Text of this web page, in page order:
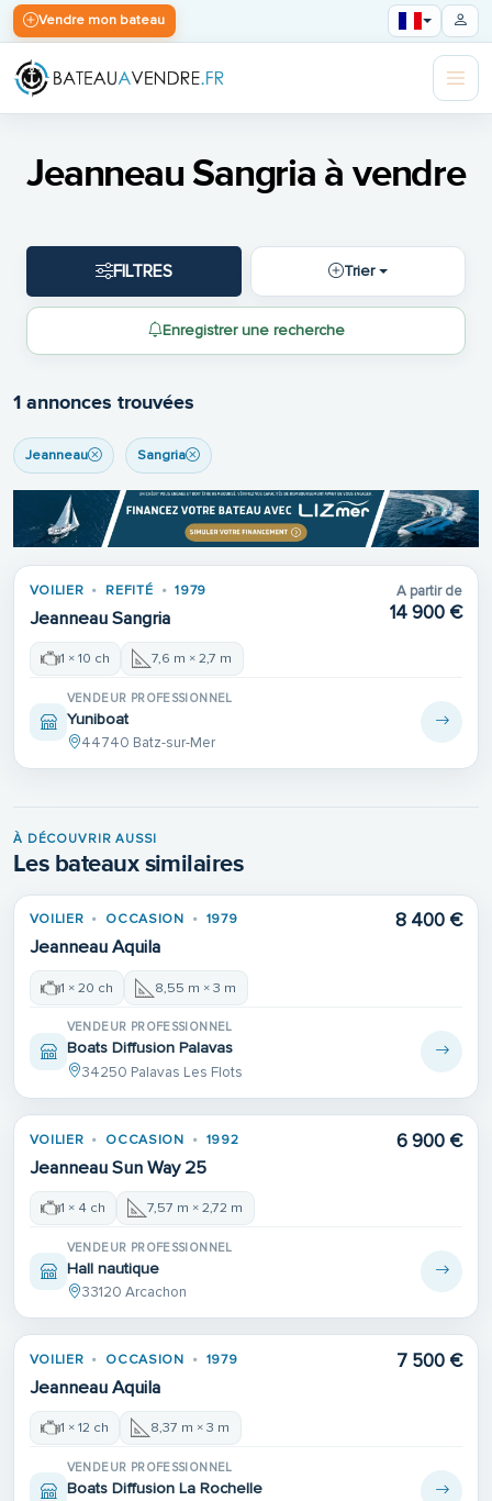
Vendre mon bateau
Jeanneau Sangria à vendre
FILTRES Trier
Enregistrer une recherche
1 annonces trouvées
Jeanneau Sangria
REFIT
Place de port
VOILIER REFITÉ 1979
Jeanneau Sangria
A partir de
14 900 €
1 × 10 ch 7,6 m × 2,7 m
VENDEUR PROFESSIONNEL
Yuniboat
44740 Batz-sur-Mer
À DÉCOUVRIR AUSSI
Les bateaux similaires
VOILIER OCCASION 1979
Jeanneau Aquila
8 400 €
1 × 20 ch 8,55 m × 3 m
VENDEUR PROFESSIONNEL
Boats Diffusion Palavas
34250 Palavas Les Flots
VOILIER OCCASION 1992
Jeanneau Sun Way 25
6 900 €
1 × 4 ch 7,57 m × 2,72 m
VENDEUR PROFESSIONNEL
Hall nautique
33120 Arcachon
VOILIER OCCASION 1979
Jeanneau Aquila
7 500 €
1 × 12 ch 8,37 m × 3 m
VENDEUR PROFESSIONNEL
Boats Diffusion La Rochelle